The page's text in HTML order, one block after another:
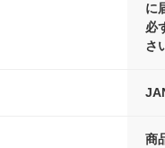
に
必
さ
商